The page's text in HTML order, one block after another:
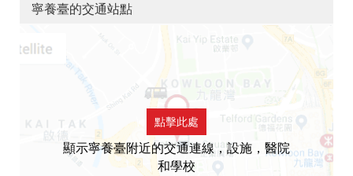
寧養臺的交通站點
點擊此處
顯示寧養臺附近的交通連線，設施，醫院
和學校